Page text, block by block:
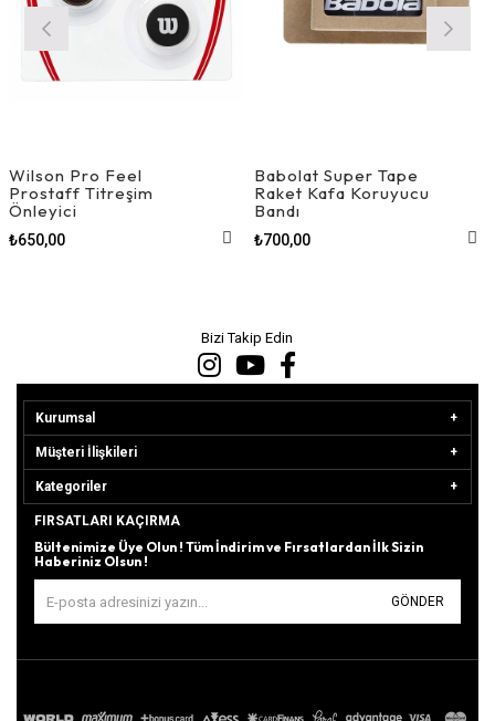
Wilson Pro Feel
Prostaff Titreşim
Önleyici
₺650,00
Babolat Super Tape
Raket Kafa Koruyucu
Bandı
₺700,00
Bizi Takip Edin
Kurumsal
Müşteri İlişkileri
Kategoriler
FIRSATLARI KAÇIRMA
Bültenimize Üye Olun ! Tüm İndirim ve Fırsatlardan İlk Sizin
Haberiniz Olsun !
GÖNDER